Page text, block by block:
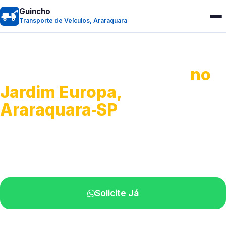
Guincho
Transporte de Veículos, Araraquara
no
Jardim Europa,
Araraquara‑SP
Solicite Já